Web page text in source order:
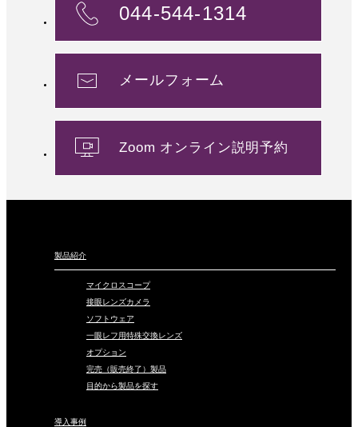
044-544-1314
メールフォーム
Zoom オンライン説明予約
製品紹介
マイクロスコープ
接眼レンズカメラ
ソフトウェア
一眼レフ用特殊交換レンズ
オプション
完売（販売終了）製品
目的から製品を探す
導入事例